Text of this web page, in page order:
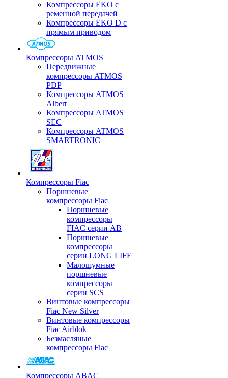
Компрессоры EKO c
ременной передачей
Компрессоры EKO D с
прямым приводом
Компрессоры ATMOS
Передвижные
компрессоры ATMOS
PDP
Компрессоры ATMOS
Albert
Компрессоры ATMOS
SEC
Компрессоры ATMOS
SMARTRONIC
Компрессоры Fiac
Поршневые
компрессоры Fiac
Поршневые
компрессоры
FIAC серии AB
Поршневые
компрессоры
серии LONG LIFE
Малошумные
поршневые
компрессоры
серии SCS
Винтовые компрессоры
Fiac New Silver
Винтовые компрессоры
Fiac Airblok
Безмасляные
компрессоры Fiac
Компрессоры ABAC